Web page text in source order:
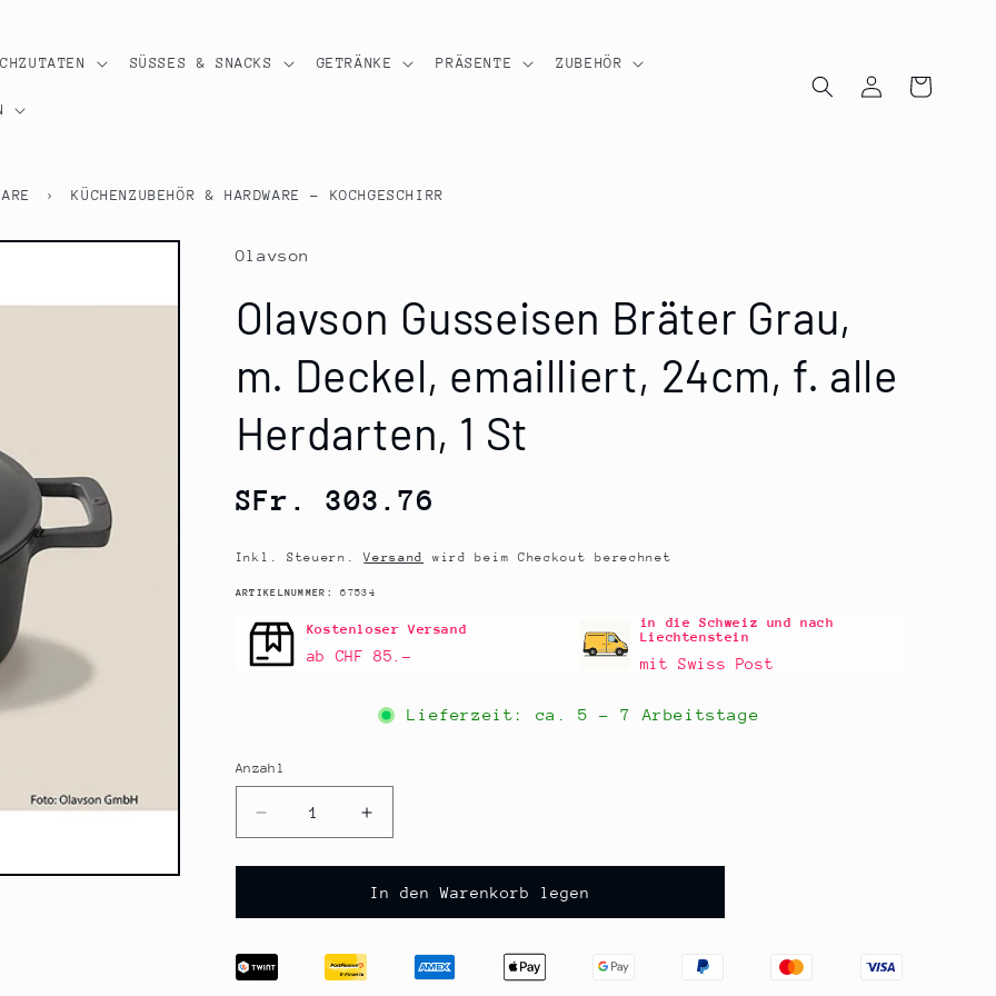
SÜSSES & SNACKS GETRÄNKE PRÄSENTE ZUBEHÖR
EinloggenWarenkorb
› KÜCHENZUBEHÖR & HARDWARE - KOCHGESCHIRR
Olavson
Olavson Gusseisen Bräter Grau,
m. Deckel, emailliert, 24cm, f. alle
Herdarten, 1 St
Normaler
SFr. 303.76
Inkl. Steuern.Versand wird beim Checkout berechnet
ARTIKELNUMMER: SKU:
67534
Kostenloser Versand
ab CHF 85.–
in die Schweiz und nach
Liechtenstein
mit Swiss Post
Lieferzeit: ca. 5 - 7 Arbeitstage
Anzahl
Anzahl
Verringere
die
Menge
Olavson
Bräter
Grau,
Erhöhe
die
Menge
für
Olavson
Bräter
Grau,
In den Warenkorb legen